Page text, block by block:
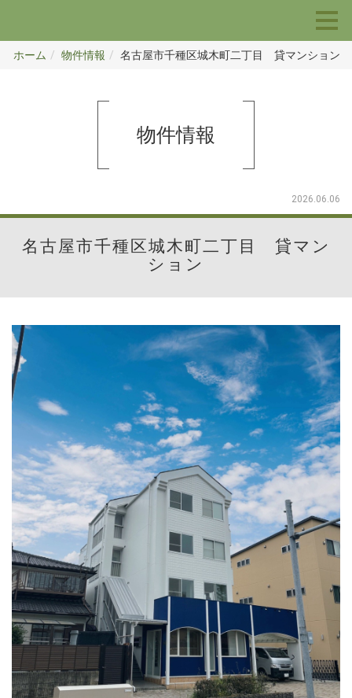
ホーム 物件情報 名古屋市千種区城木町二丁目 貸マンション
物件情報
2026.06.06
名古屋市千種区城木町二丁目 貸マン
ション